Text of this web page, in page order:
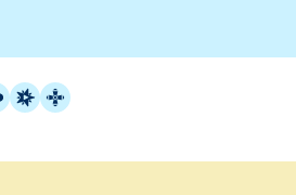
Radio Estel
Catalunya Cristiana